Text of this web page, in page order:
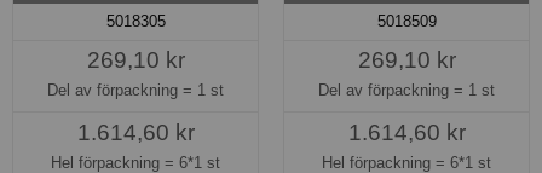
5018305
269,10 kr
Del av förpackning = 1 st
1.614,60 kr
Hel förpackning = 6*1 st
5018509
269,10 kr
Del av förpackning = 1 st
1.614,60 kr
Hel förpackning = 6*1 st